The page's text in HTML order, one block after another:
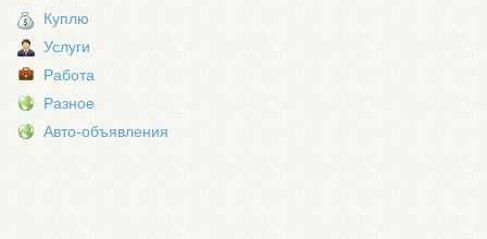
Куплю
Услуги
Работа
Разное
Авто-объявления